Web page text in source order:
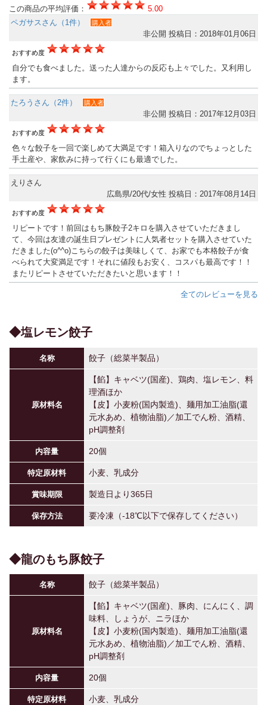
この商品の平均評価：
5.00
ペガサスさん（1件）
購入者
非公開 投稿日：2018年01月06日
おすすめ度
自分でも食べました。送った人達からの反応も上々でした。又利用し
ます。
たろうさん（2件） 購入者
非公開 投稿日：2017年12月03日
おすすめ度
色々な餃子を一回で楽しめて大満足です！箱入りなのでちょっとした
手土産や、家飲みに持って行くにも最適でした。
えりさん
広島県/20代/女性 投稿日：2017年08月14日
おすすめ度
リピートです！前回はもち豚餃子2キロを購入させていただきまし
て、今回は友達の誕生日プレゼントに人気者セットを購入させていた
だきました(o^^o)こちらの餃子は美味しくて、お家でも本格餃子が食
べられて大変満足です！それに値段もお安く、コスパも最高です！！
またリピートさせていただきたいと思います！！
全てのレビューを見る
◆塩レモン餃子
名称 餃子（総菜半製品）
原材料名
【餡】キャベツ(国産)、鶏肉、塩レモン、料
理酒ほか
【皮】小麦粉(国内製造)、麺用加工油脂(還
元水あめ、植物油脂)／加工でん粉、酒精、
pH調整剤
内容量 20個
特定原材料 小麦、乳成分
賞味期限 製造日より365日
保存方法 要冷凍（-18℃以下で保存してください）
◆龍のもち豚餃子
名称 餃子（総菜半製品）
原材料名
【餡】キャベツ(国産)、豚肉、にんにく、調
味料、しょうが、ニラほか
【皮】小麦粉(国内製造)、麺用加工油脂(還
元水あめ、植物油脂)／加工でん粉、酒精、
pH調整剤
内容量 20個
特定原材料 小麦、乳成分